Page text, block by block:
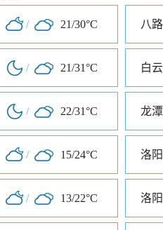
/ 21/30°C
/ 21/31°C 白
/ 22/31°C 龙
/ 15/24°C 洛
/ 13/22°C 洛